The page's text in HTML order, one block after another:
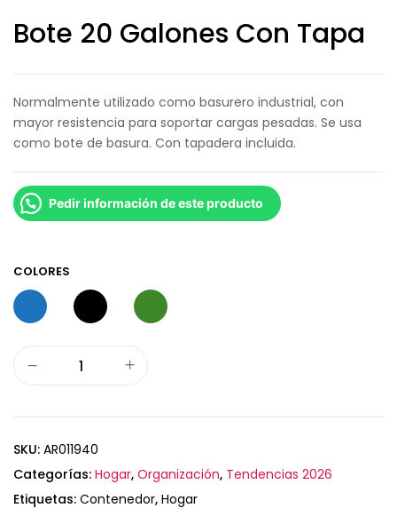
Bote 20 Galones Con Tapa
Normalmente utilizado como basurero industrial, con
mayor resistencia para soportar cargas pesadas. Se usa
como bote de basura. Con tapadera incluida.
Pedir información de este producto
COLORES
SKU: AR011940
Categorías: Hogar, Organización, Tendencias 2026
Etiquetas: Contenedor, Hogar